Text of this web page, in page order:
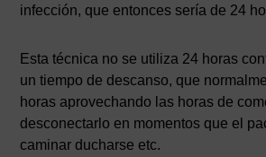
infección, que entonces sería de 24
Esta técnica no se utiliza 24 horas
un tiempo de descanso, que
horas aprovechando las horas de
desconectarlo en momentos que el
caminar ducharse etc.